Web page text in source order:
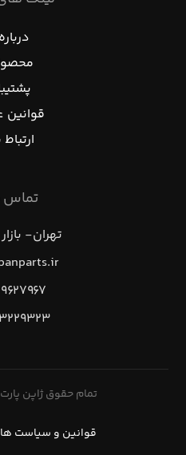
ارتباط
تماس
تهران-
۰۹۱۲-
۰۲۱-
تمام حقوق ژاپن
قوانین و سیاست ها